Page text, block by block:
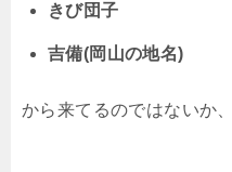
きび団子
吉備(岡山の地名)
から来てるのではないか